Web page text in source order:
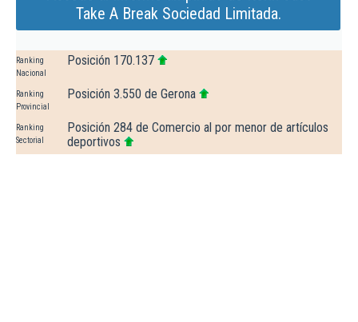
Take A Break Sociedad Limitada.
Ranking
Nacional
Posición 170.137
Ranking
Provincial
Posición 3.550 de Gerona
Ranking
Sectorial
Posición 284 de Comercio al por menor de artículos
deportivos